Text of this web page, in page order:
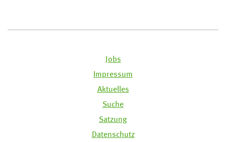
Jobs
Impressum
Aktuelles
Suche
Satzung
Datenschutz